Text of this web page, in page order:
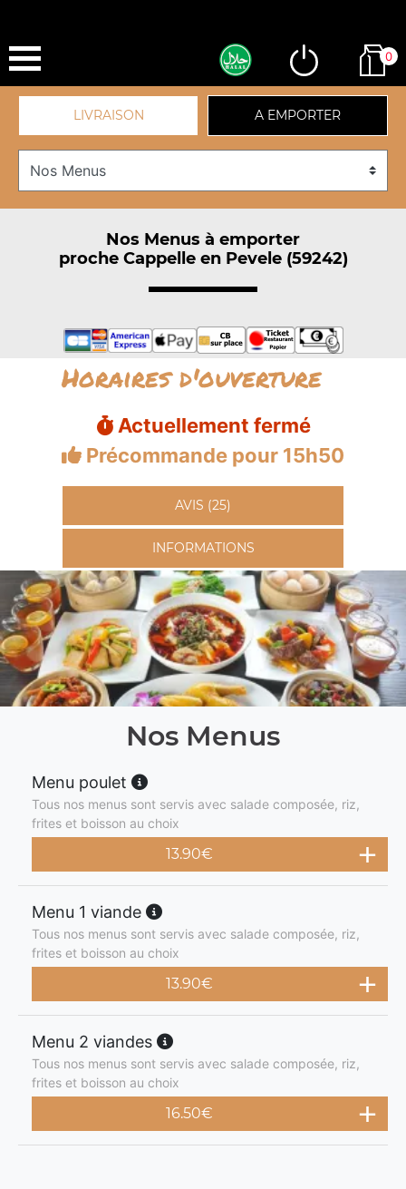
0
LIVRAISON A EMPORTER
Nos Menus à emporter
proche Cappelle en Pevele (59242)
Horaires d'ouverture
Actuellement fermé
Précommande pour 15h50
AVIS (25)
INFORMATIONS
Nos Menus
Menu poulet
Tous nos menus sont servis avec salade composée, riz,
frites et boisson au choix
13.90€
Menu 1 viande
Tous nos menus sont servis avec salade composée, riz,
frites et boisson au choix
13.90€
Menu 2 viandes
Tous nos menus sont servis avec salade composée, riz,
frites et boisson au choix
16.50€